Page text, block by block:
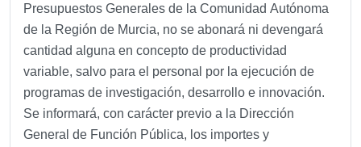
Presupuestos Generales de la Comunidad Autónoma
de la Región de Murcia, no se abonará ni devengará
cantidad alguna en concepto de productividad
variable, salvo para el personal por la ejecución de
programas de investigación, desarrollo e innovación.
Se informará, con carácter previo a la Dirección
General de Función Pública, los importes y